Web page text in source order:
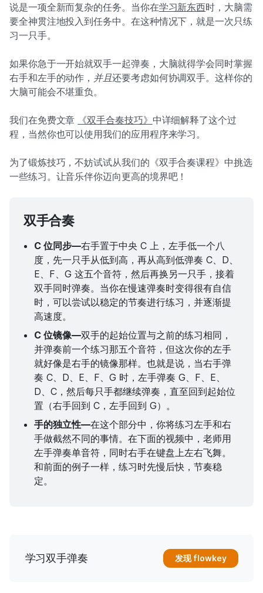
说是一项全新而复杂的任务。当你在学习新东西时，大脑需
要全神贯注地投入到任务中。在这种情况下，就是一次只练
习一只手。
如果你急于一开始就双手一起弹奏，大脑就得学会同时掌握
右手和左手的动作， 并且还要考虑如何协调双手。这样你的
大脑可能会不堪重负。
我们在免费文章 《双手合奏技巧》 中详细解释了这个过
程，当然你也可以使用我们的应用程序来学习。
为了锻炼技巧，不妨试试从我们的《双手合奏课程》中挑选
一些练习。让音乐伴你迈向更高的境界吧！
双手合奏
C 位同步—右手置于中央 C 上，左手低一个八
度，先一只手从低到高，再从高到低弹奏 C、D、
E、F、G 这五个音符，然后再换另一只手，接着
双手同时弹奏。当你在慢速弹奏时变得很有自信
时，可以尝试以稳定的节奏进行练习，并逐渐提
高速度。
C 位镜像—双手的起始位置与之前的练习相同，
并弹奏前一个练习那五个音符，但这次你的左手
就好像是右手的镜像那样。也就是说，当右手弹
奏 C、D、E、F、G 时，左手弹奏 G、F、E、
D、C，然后每只手都继续弹奏，直至回到起始位
置（右手回到 C，左手回到 G）。
手的独立性—在这个部分中，你将练习左手和右
手做截然不同的事情。在下面的视频中，老师用
左手弹奏单音符，同时右手在键盘上左右飞舞。
和前面的例子一样，练习时先慢后快，节奏稳
定。
学习双手弹奏 发现 flowkey